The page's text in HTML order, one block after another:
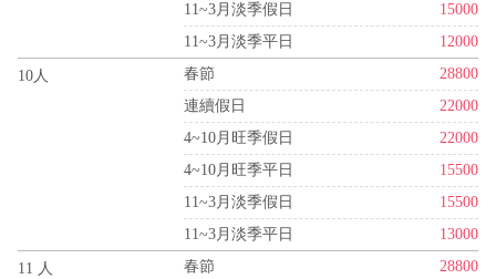
11~3月淡季假日
15000
11~3月淡季平日
12000
10人 春節
28800
連續假日
22000
4~10月旺季假日
22000
4~10月旺季平日
15500
11~3月淡季假日
15500
11~3月淡季平日
13000
11 人 春節
28800